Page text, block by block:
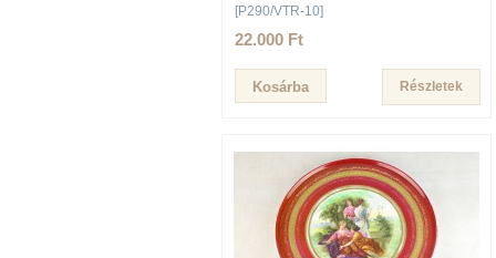
[P290/VTR-10]
22.000 Ft
Részletek